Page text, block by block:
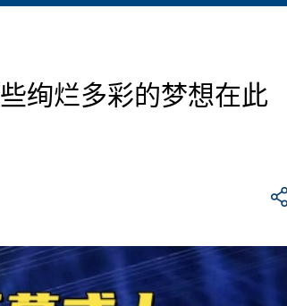
绚烂多彩的梦想在此